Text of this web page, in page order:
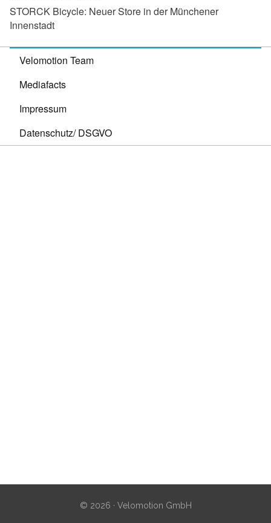
STORCK Bicycle: Neuer Store in der Münchener
Innenstadt
Velomotion Team
Mediafacts
Impressum
Datenschutz/ DSGVO
© 2026 · Velomotion GmbH